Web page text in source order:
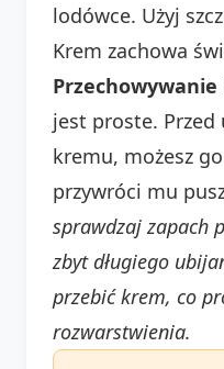
lodówce. Użyj
Krem zachowa
jest proste. Przed
kremu, możesz
przywróci mu
sprawdzaj zapach
zbyt długiego
przebić krem, co
rozwarstwienia.